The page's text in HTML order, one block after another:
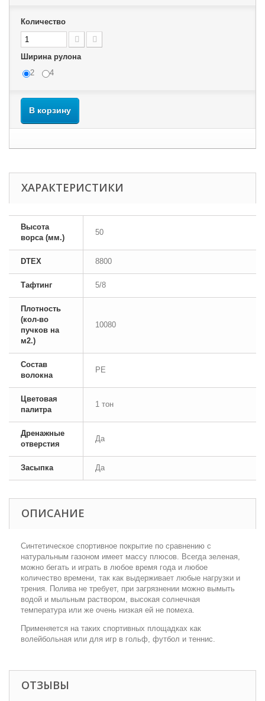
Количество
Ширина рулона
2
4
В корзину
ХАРАКТЕРИСТИКИ
Высота
ворса (мм.)
50
DTEX 8800
Тафтинг 5/8
Плотность
(кол-во
пучков на
м2.)
10080
Состав
волокна
PE
Цветовая
палитра
1 тон
Дренажные
отверстия
Да
Засыпка Да
ОПИСАНИЕ
Синтетическое спортивное покрытие по сравнению с
натуральным газоном имеет массу плюсов. Всегда зеленая,
можно бегать и играть в любое время года и любое
количество времени, так как выдерживает любые нагрузки и
трения. Полива не требует, при загрязнении можно вымыть
водой и мыльным раствором, высокая солнечная
температура или же очень низкая ей не помеха.
Применяется на таких спортивных площадках как
волейбольная или для игр в гольф, футбол и теннис.
ОТЗЫВЫ